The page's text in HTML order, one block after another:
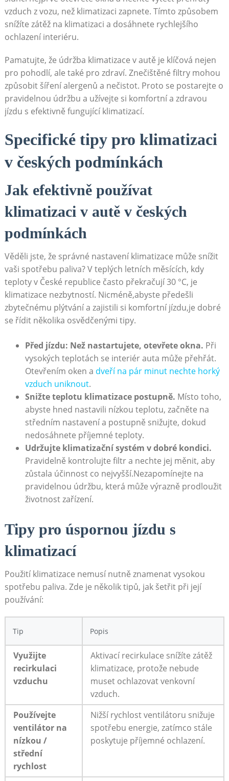
vzduch z vozu, než klimatizaci⁢ zapnete. ⁤Tímto způsobem
snížíte zátěž‌ na klimatizaci a dosáhnete⁢ rychlejšího⁤
ochlazení interiéru.
Pamatujte, že‍ údržba ⁢klimatizace v autě je klíčová ⁣nejen
pro⁤ pohodlí, ⁣ale⁤ také pro zdraví. ⁣Znečištěné‍ filtry mohou
způsobit šíření alergenů​ a nečistot. Proto se postarejte o
pravidelnou údržbu a užívejte si komfortní a zdravou⁤
jízdu ⁣s efektivně fungující klimatizací.
Specifické tipy pro klimatizaci
v českých‌ podmínkách
Jak efektivně používat
klimatizaci ​v autě v českých
podmínkách
Věděli ⁤jste,⁤ že správné nastavení klimatizace ​může snížit
vaši spotřebu paliva? V teplých letních měsících,​ kdy⁢
teploty v⁢ České republice často překračují ⁢30 °C, ​je
klimatizace⁣ nezbytností. Nicméně,abyste předešli
zbytečnému plýtvání a zajistili si komfortní ‍jízdu,je dobré
se řídit několika osvědčenými tipy.
Před ‌jízdu: Než nastartujete, otevřete ‌okna. Při‍
vysokých⁤ teplotách se interiér auta může přehřát.
Otevřením oken a dveří na pár minut nechte horký
vzduch uniknout.
Snižte teplotu klimatizace postupně. Místo toho,⁤
abyste hned nastavili‌ nízkou teplotu, začněte ⁣na
středním nastavení a postupně snižujte, dokud
⁣nedosáhnete příjemné teploty.
Udržujte ⁤klimatizační​ systém v dobré kondici.
Pravidelně kontrolujte⁤ filtr a nechte jej ​měnit, aby⁢
zůstala účinnost⁤ co nejvyšší.Nezapomínejte na
pravidelnou⁢ údržbu, která může výrazně prodloužit
životnost zařízení.
Tipy pro úspornou jízdu‌ s
klimatizací
Použití ⁢klimatizace nemusí nutně znamenat ⁣vysokou
spotřebu paliva. Zde je několik tipů, jak šetřit při její⁤
používání:
Tip Popis
Využijte
recirkulaci
vzduchu
Aktivací recirkulace ‌snížíte ‌zátěž
klimatizace, protože nebude
muset ochlazovat venkovní⁣
vzduch.
Používejte
ventilátor na
nízkou ‍/
střední
rychlost
Nižší rychlost ventilátoru snižuje
spotřebu energie, zatímco stále
poskytuje ‍příjemné ochlazení.